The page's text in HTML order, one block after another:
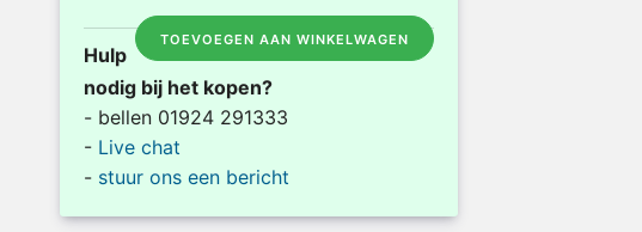
TOEVOEGEN AAN WINKELWAGEN
Hulp
nodig bij het kopen?
- bellen 01924 291333
- Live chat
- stuur ons een bericht